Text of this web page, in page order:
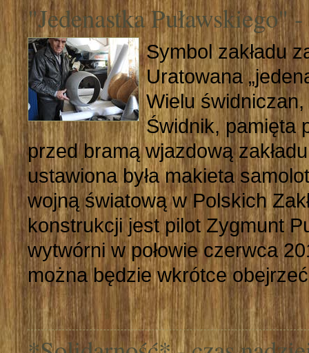
"Jedenastka Puławskiego"
Symbol zakładu
Uratowana
Wielu
Świdnik, pamięta
przed bramą wjazdową
ustawiona była makieta
wojną światową w Polskich
konstrukcji jest pilot Zygmunt
wytwórni w połowie czerwca
można będzie wkrótce